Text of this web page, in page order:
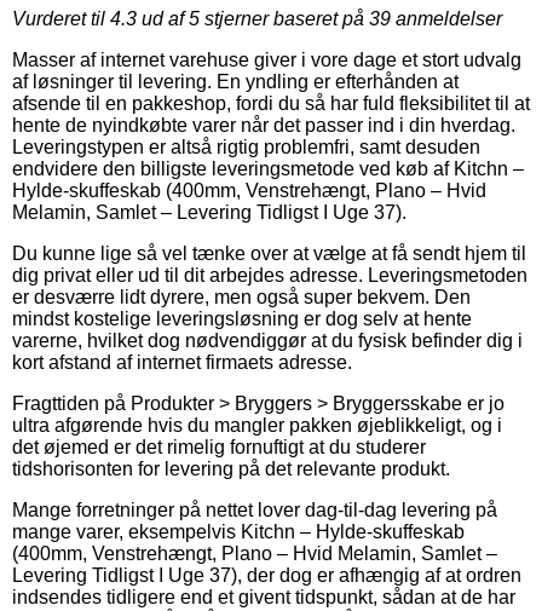
Vurderet til 4.3 ud af 5 stjerner baseret på 39 anmeldelser
Masser af internet varehuse giver i vore dage et stort udvalg
af løsninger til levering. En yndling er efterhånden at
afsende til en pakkeshop, fordi du så har fuld fleksibilitet til at
hente de nyindkøbte varer når det passer ind i din hverdag.
Leveringstypen er altså rigtig problemfri, samt desuden
endvidere den billigste leveringsmetode ved køb af Kitchn –
Hylde-skuffeskab (400mm, Venstrehængt, Plano – Hvid
Melamin, Samlet – Levering Tidligst I Uge 37).
Du kunne lige så vel tænke over at vælge at få sendt hjem til
dig privat eller ud til dit arbejdes adresse. Leveringsmetoden
er desværre lidt dyrere, men også super bekvem. Den
mindst kostelige leveringsløsning er dog selv at hente
varerne, hvilket dog nødvendiggør at du fysisk befinder dig i
kort afstand af internet firmaets adresse.
Fragttiden på Produkter > Bryggers > Bryggersskabe er jo
ultra afgørende hvis du mangler pakken øjeblikkeligt, og i
det øjemed er det rimelig fornuftigt at du studerer
tidshorisonten for levering på det relevante produkt.
Mange forretninger på nettet lover dag-til-dag levering på
mange varer, eksempelvis Kitchn – Hylde-skuffeskab
(400mm, Venstrehængt, Plano – Hvid Melamin, Samlet –
Levering Tidligst I Uge 37), der dog er afhængig af at ordren
indsendes tidligere end et givent tidspunkt, sådan at de har